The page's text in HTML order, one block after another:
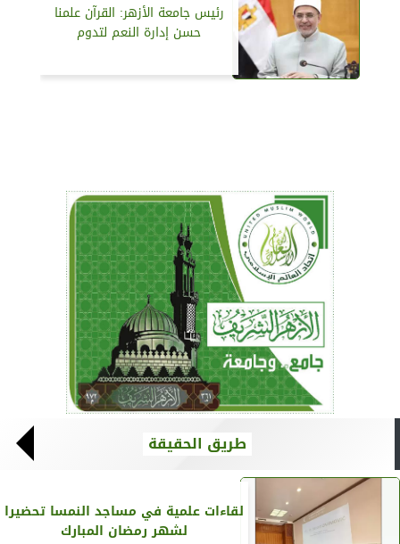
رئيس جامعة الأزهر: القرآن علمنا
حسن إدارة النعم لتدوم
طريق الحقيقة
لقاءات علمية في مساجد النمسا تحضيرا
لشهر رمضان المبارك